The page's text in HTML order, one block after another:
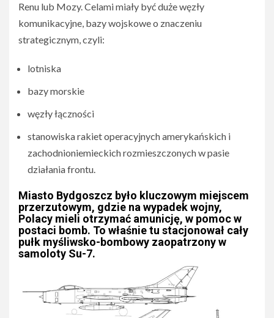
Renu lub Mozy. Celami miały być duże węzły
komunikacyjne, bazy wojskowe o znaczeniu
strategicznym, czyli:
lotniska
bazy morskie
węzły łączności
stanowiska rakiet operacyjnych amerykańskich i
zachodnioniemieckich rozmieszczonych w pasie
działania frontu.
Miasto Bydgoszcz było kluczowym miejscem
przerzutowym, gdzie na wypadek wojny,
Polacy mieli otrzymać amunicję, w pomoc w
postaci bomb. To właśnie tu stacjonował cały
pułk myśliwsko-bombowy zaopatrzony w
samoloty Su-7.